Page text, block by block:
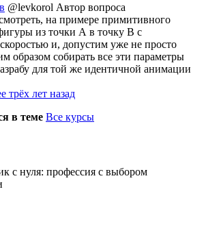
@levkorol Автор вопроса
на примере примитивного
из точки А в точку В c
и, допустим уже не просто
образом собирать все эти параметры
для той же идентичной анимации
трёх лет назад
в теме Все курсы
с нуля: профессия с выбором